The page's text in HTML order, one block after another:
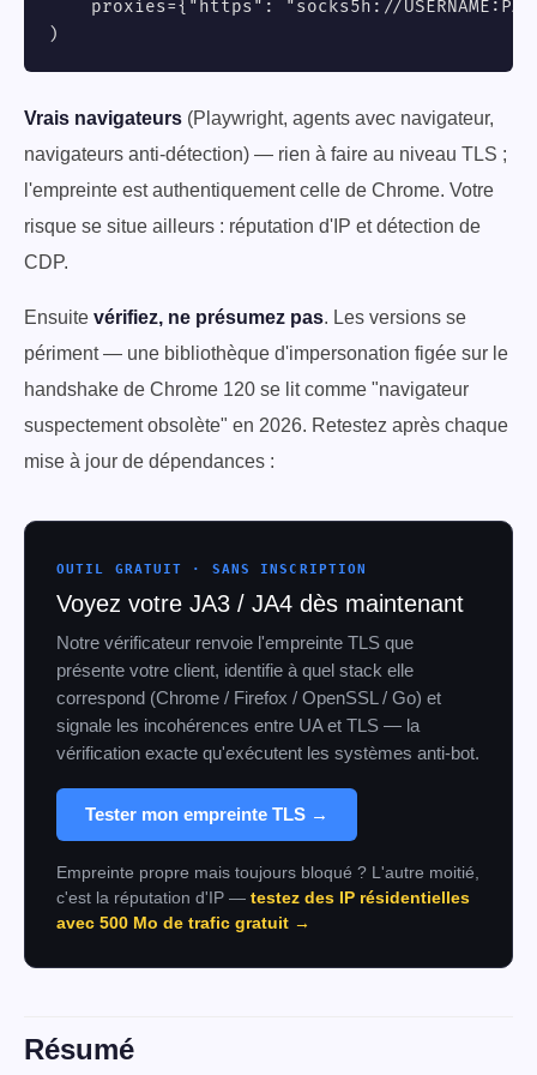
proxies={"https": "socks5h://
)
Vrais navigateurs (Playwright, agents avec navigateur,
navigateurs anti-détection) — rien à faire au niveau TLS ;
l'empreinte est authentiquement celle de Chrome. Votre
risque se situe ailleurs : réputation d'IP et détection de
CDP.
Ensuite vérifiez, ne présumez pas. Les versions se
périment — une bibliothèque d'impersonation figée sur le
handshake de Chrome 120 se lit comme "navigateur
suspectement obsolète" en 2026. Retestez après chaque
mise à jour de dépendances :
OUTIL GRATUIT · SANS INSCRIPTION
Voyez votre JA3 / JA4 dès maintenant
Notre vérificateur renvoie l'empreinte TLS que
présente votre client, identifie à quel stack elle
correspond (Chrome / Firefox / OpenSSL / Go) et
signale les incohérences entre UA et TLS — la
vérification exacte qu'exécutent les systèmes anti-bot.
Tester mon empreinte TLS →
Empreinte propre mais toujours bloqué ? L'autre moitié,
c'est la réputation d'IP — testez des IP résidentielles
avec 500 Mo de trafic gratuit →
Résumé